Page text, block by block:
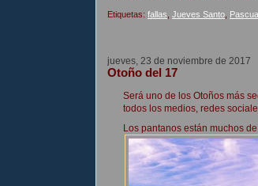
Etiquetas: fallas Jueves Santo
jueves, 23 de noviembre de 2017
Otoño del 17
Será uno de los Otoños más
todos los medios, redes
Los pantanos están muchos